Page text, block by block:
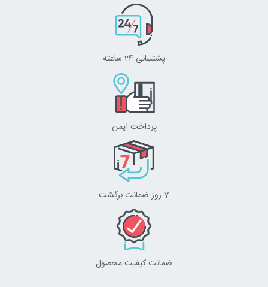
پشتیبانی 24 ساعته
پرداخت ایمن
7 روز ضمانت برگشت
ضمانت کیفیت محصول